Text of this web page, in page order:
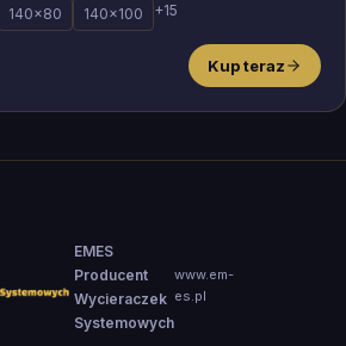
140×80 140×100 +15
Kup teraz
EMES
Producent
Wycieraczek
Systemowych
www.em-
es.pl